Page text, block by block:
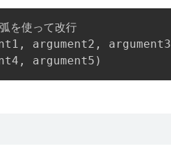
を使って改行
, argument2 , argument3
, argument5 )